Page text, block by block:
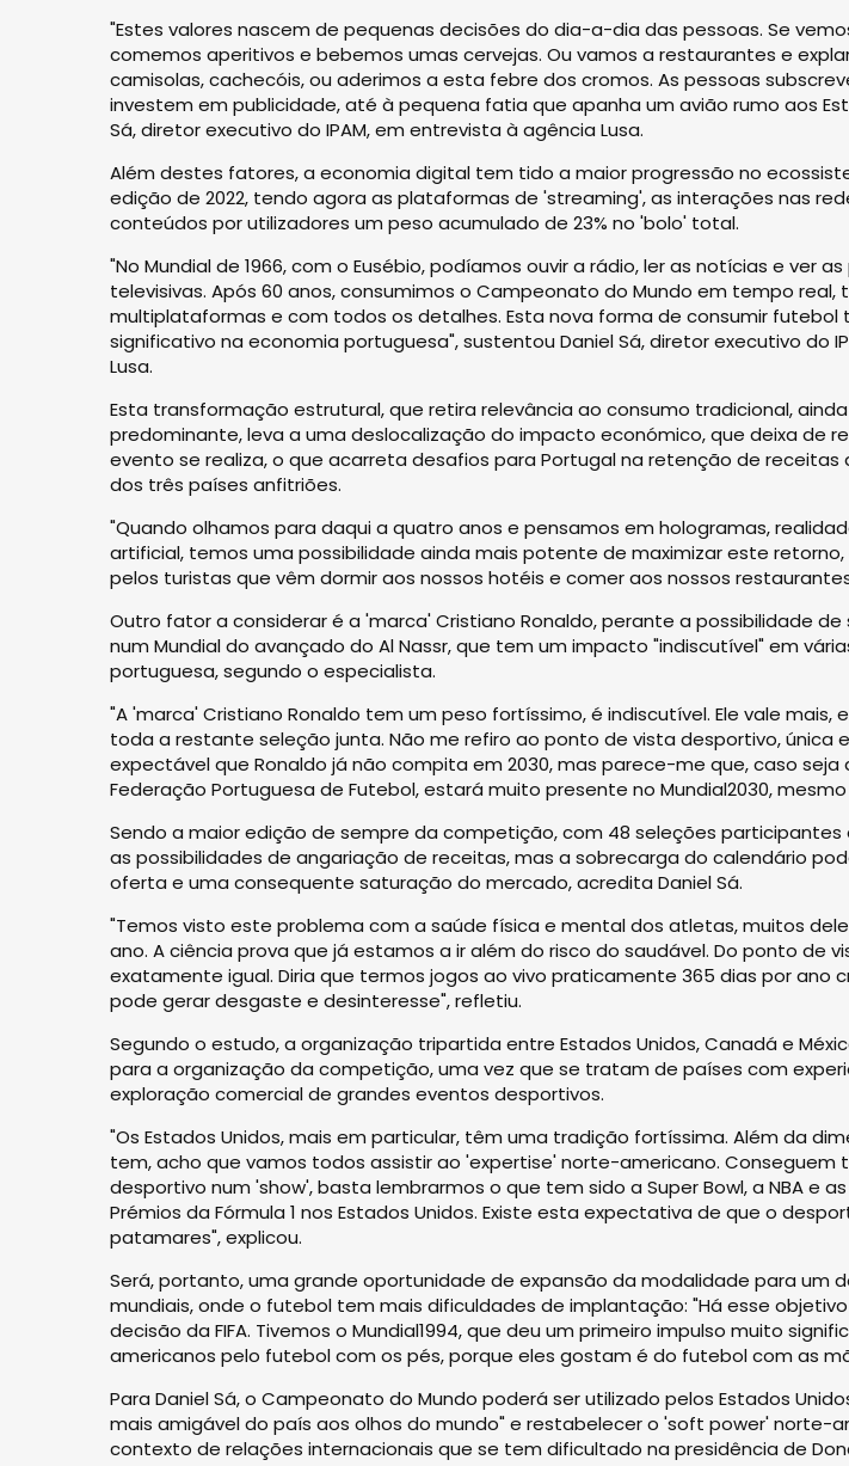
"Estes valores nascem de pequenas decisões do dia-a-dia das pessoas. Se
comemos aperitivos e bebemos umas cervejas. Ou vamos a restaurantes e
camisolas, cachecóis, ou aderimos a esta febre dos cromos. As pessoas
investem em publicidade, até à pequena fatia que apanha um avião rumo aos
Sá, diretor executivo do IPAM, em entrevista à agência Lusa.
Além destes fatores, a economia digital tem tido a maior progressão no
edição de 2022, tendo agora as plataformas de 'streaming', as interações nas
conteúdos por utilizadores um peso acumulado de 23% no 'bolo' total.
"No Mundial de 1966, com o Eusébio, podíamos ouvir a rádio, ler as notícias e ver
televisivas. Após 60 anos, consumimos o Campeonato do Mundo em tempo real,
multiplataformas e com todos os detalhes. Esta nova forma de consumir
significativo na economia portuguesa", sustentou Daniel Sá, diretor executivo do
Lusa.
Esta transformação estrutural, que retira relevância ao consumo tradicional,
predominante, leva a uma deslocalização do impacto económico, que deixa de
evento se realiza, o que acarreta desafios para Portugal na retenção de receitas
dos três países anfitriões.
"Quando olhamos para daqui a quatro anos e pensamos em hologramas,
artificial, temos uma possibilidade ainda mais potente de maximizar este
pelos turistas que vêm dormir aos nossos hotéis e comer aos nossos
Outro fator a considerar é a 'marca' Cristiano Ronaldo, perante a possibilidade
num Mundial do avançado do Al Nassr, que tem um impacto "indiscutível" em
portuguesa, segundo o especialista.
"A 'marca' Cristiano Ronaldo tem um peso fortíssimo, é indiscutível. Ele vale mais,
toda a restante seleção junta. Não me refiro ao ponto de vista desportivo, única
expectável que Ronaldo já não compita em 2030, mas parece-me que, caso
Federação Portuguesa de Futebol, estará muito presente no Mundial2030,
Sendo a maior edição de sempre da competição, com 48 seleções participantes
as possibilidades de angariação de receitas, mas a sobrecarga do calendário
oferta e uma consequente saturação do mercado, acredita Daniel Sá.
"Temos visto este problema com a saúde física e mental dos atletas, muitos
ano. A ciência prova que já estamos a ir além do risco do saudável. Do ponto de
exatamente igual. Diria que termos jogos ao vivo praticamente 365 dias por ano
pode gerar desgaste e desinteresse", refletiu.
Segundo o estudo, a organização tripartida entre Estados Unidos, Canadá e
para a organização da competição, uma vez que se tratam de países com
exploração comercial de grandes eventos desportivos.
"Os Estados Unidos, mais em particular, têm uma tradição fortíssima. Além da
tem, acho que vamos todos assistir ao 'expertise' norte-americano. Conseguem
desportivo num 'show', basta lembrarmos o que tem sido a Super Bowl, a NBA e
Prémios da Fórmula 1 nos Estados Unidos. Existe esta expectativa de que o
patamares", explicou.
Será, portanto, uma grande oportunidade de expansão da modalidade para um
mundiais, onde o futebol tem mais dificuldades de implantação: "Há esse
decisão da FIFA. Tivemos o Mundial1994, que deu um primeiro impulso muito
americanos pelo futebol com os pés, porque eles gostam é do futebol com as
Para Daniel Sá, o Campeonato do Mundo poderá ser utilizado pelos Estados
mais amigável do país aos olhos do mundo" e restabelecer o 'soft power' norte-
contexto de relações internacionais que se tem dificultado na presidência de